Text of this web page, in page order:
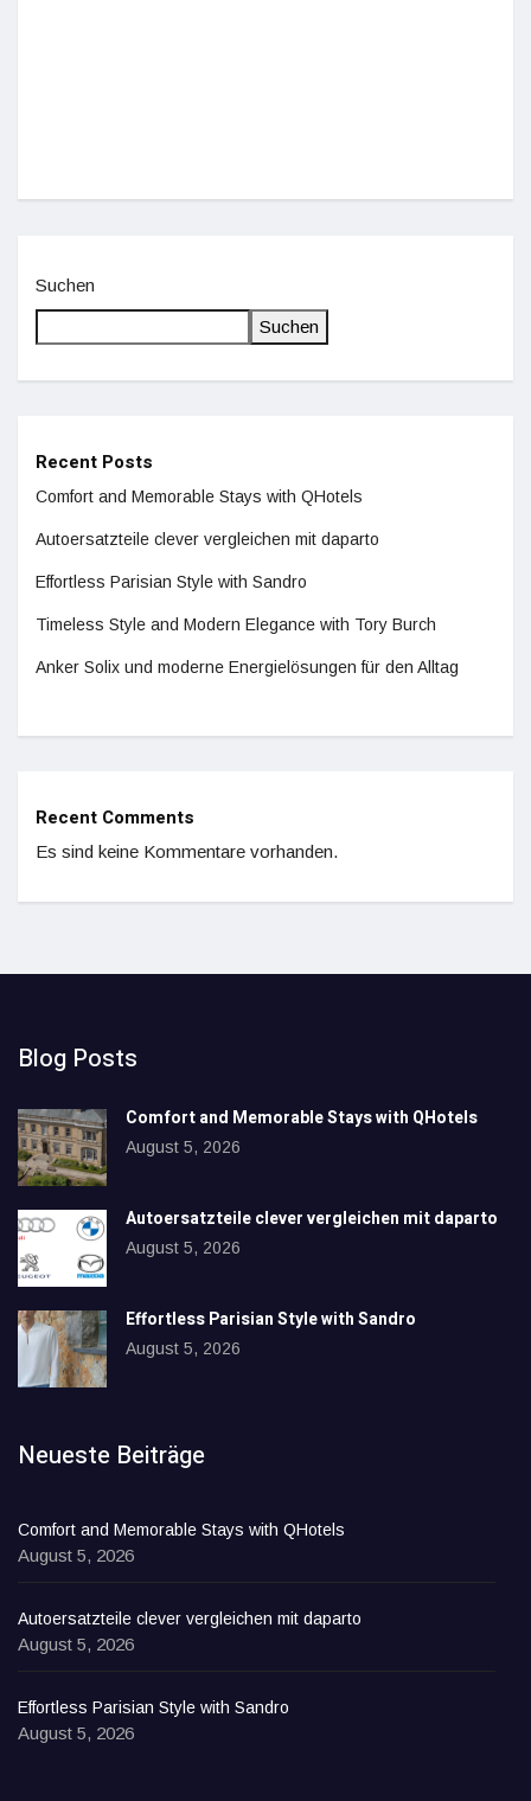
Suchen
Suchen
Recent Posts
Comfort and Memorable Stays with QHotels
Autoersatzteile clever vergleichen mit daparto
Effortless Parisian Style with Sandro
Timeless Style and Modern Elegance with Tory Burch
Anker Solix und moderne Energielösungen für den Alltag
Recent Comments
Es sind keine Kommentare vorhanden.
Blog Posts
Comfort and Memorable Stays with QHotels
August 5, 2026
Autoersatzteile clever vergleichen mit daparto
August 5, 2026
Effortless Parisian Style with Sandro
August 5, 2026
Neueste Beiträge
Comfort and Memorable Stays with QHotels
August 5, 2026
Autoersatzteile clever vergleichen mit daparto
August 5, 2026
Effortless Parisian Style with Sandro
August 5, 2026